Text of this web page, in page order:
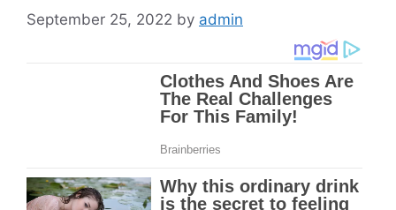
September 25, 2022 by admin